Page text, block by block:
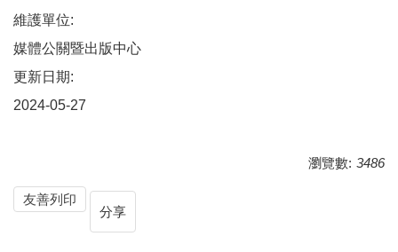
維護單位:
媒體公關暨出版中心
更新日期:
2024-05-27
瀏覽數: 3486
友善列印
分享